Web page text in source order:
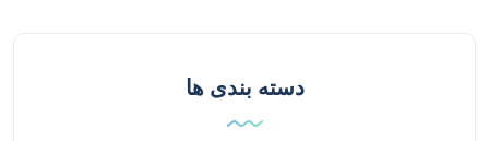
دسته بندی ها